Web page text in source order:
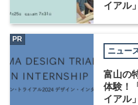
イアル
ニュー
富山の
体験！
イアル
PR